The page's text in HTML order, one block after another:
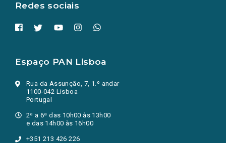
Redes sociais
Espaço PAN Lisboa
Rua da Assunção, 7, 1.º andar
1100-042 Lisboa
Portugal
2ª a 6ª das 10h00 às 13h00
e das 14h00 às 16h00
+351 213 426 226